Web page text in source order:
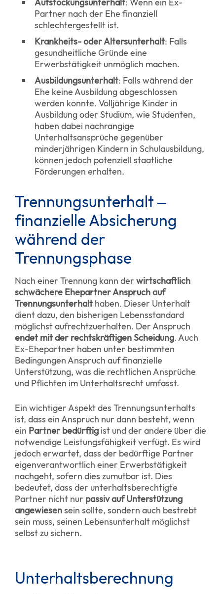
Partner nach der Ehe finanziell
schlechtergestellt ist.
Krankheits- oder Altersunterhalt: Falls
gesundheitliche Gründe eine
Erwerbstätigkeit unmöglich machen.
Ausbildungsunterhalt: Falls während der
Ehe keine Ausbildung abgeschlossen
werden konnte. Volljährige Kinder in
Ausbildung oder Studium, wie Studenten,
haben dabei nachrangige
Unterhaltsansprüche gegenüber
minderjährigen Kindern in Schulausbildung,
können jedoch potenziell staatliche
Förderungen erhalten.
Trennungsunterhalt –
finanzielle Absicherung
während der
Trennungsphase
Nach einer Trennung kann der wirtschaftlich
schwächere Ehepartner Anspruch auf
Trennungsunterhalt haben. Dieser Unterhalt
dient dazu, den bisherigen Lebensstandard
möglichst aufrechtzuerhalten. Der Anspruch
endet mit der rechtskräftigen Scheidung. Auch
Ex-Ehepartner haben unter bestimmten
Bedingungen Anspruch auf finanzielle
Unterstützung, was die rechtlichen Ansprüche
und Pflichten im Unterhaltsrecht umfasst.
Ein wichtiger Aspekt des Trennungsunterhalts
ist, dass ein Anspruch nur dann besteht, wenn
ein Partner bedürftig ist und der andere über die
notwendige Leistungsfähigkeit verfügt. Es wird
jedoch erwartet, dass der bedürftige Partner
eigenverantwortlich einer Erwerbstätigkeit
nachgeht, sofern dies zumutbar ist. Dies
bedeutet, dass der unterhaltsberechtigte
Partner nicht nur passiv auf Unterstützung
angewiesensein sollte, sondern auch bestrebt
sein muss, seinen Lebensunterhalt möglichst
selbst zu sichern.
Unterhaltsberechnung